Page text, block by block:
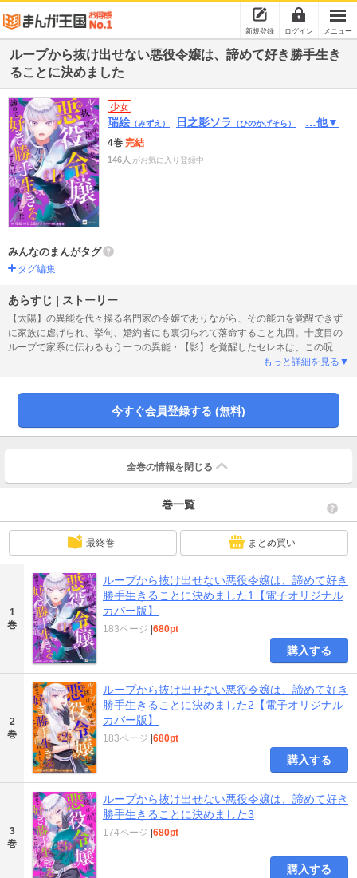
新規登録 ログイン メニュー
ループから抜け出せない悪役令嬢は、諦めて好き勝手生き
ることに決めました
少女
瑞絵 （みずえ） 日之影ソラ （ひのかげそら） …他▼
4巻 完結
146人 がお気に入り登録中
みんなのまんがタグ
タグ編集
あらすじ | ストーリー
【太陽】の異能を代々操る名門家の令嬢でありながら、その能力を覚醒できず
に家族に虐げられ、挙句、婚約者にも裏切られて落命すること九回。十度目の
ループで家系に伝わるもう一つの異能・【影】を覚醒したセレネは、この呪わ
れた輪廻を終わらせて幸せな未来を掴む決意をする……そんな中、セレネ同様
――私は私のために生きる。そのためなら、悪役にでもなってやる！※電子版
はオリジナルカバーとなります。電子版にも紙書籍版カバーを収録していま
もっと詳細を見る▼
今すぐ会員登録する (無料)
全巻の情報を 閉じる
巻一覧
最終巻 まとめ買い
1
巻
ループから抜け出せない悪役令嬢は、諦めて好き
勝手生きることに決めました1【電子オリジナル
カバー版】
183ページ |680pt
購入する
2
巻
ループから抜け出せない悪役令嬢は、諦めて好き
勝手生きることに決めました2【電子オリジナル
カバー版】
183ページ |680pt
購入する
3
巻
ループから抜け出せない悪役令嬢は、諦めて好き
勝手生きることに決めました3
174ページ |680pt
購入する